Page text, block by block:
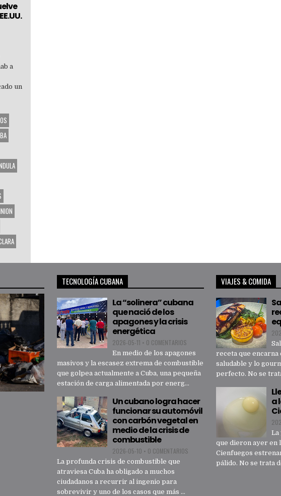
a
un
TECNOLOGÍA CUBANA
La “solinera” cubana
que nació de los
apagones y la crisis
energética
2026-05-11 • 0 COMENTARIOS
En medio de los apagones
masivos y la escasez extrema de combustible
que golpea actualmente a Cuba, una pequeña
estación de carga alimentada por energ...
Un cubano logra hacer
funcionar su automóvil
con carbón vegetal en
medio de la crisis de
combustible
2026-05-10 • 0 COMENTARIOS
La profunda crisis de combustible que
atraviesa Cuba ha obligado a muchos
ciudadanos a recurrir al ingenio para
sobrevivir y uno de los casos que más ...
VIAJES & COMIDA
receta que
saludable y lo
perfecto. No se
a
La
que dieron ayer en
Cienfuegos
pálido. No se trata